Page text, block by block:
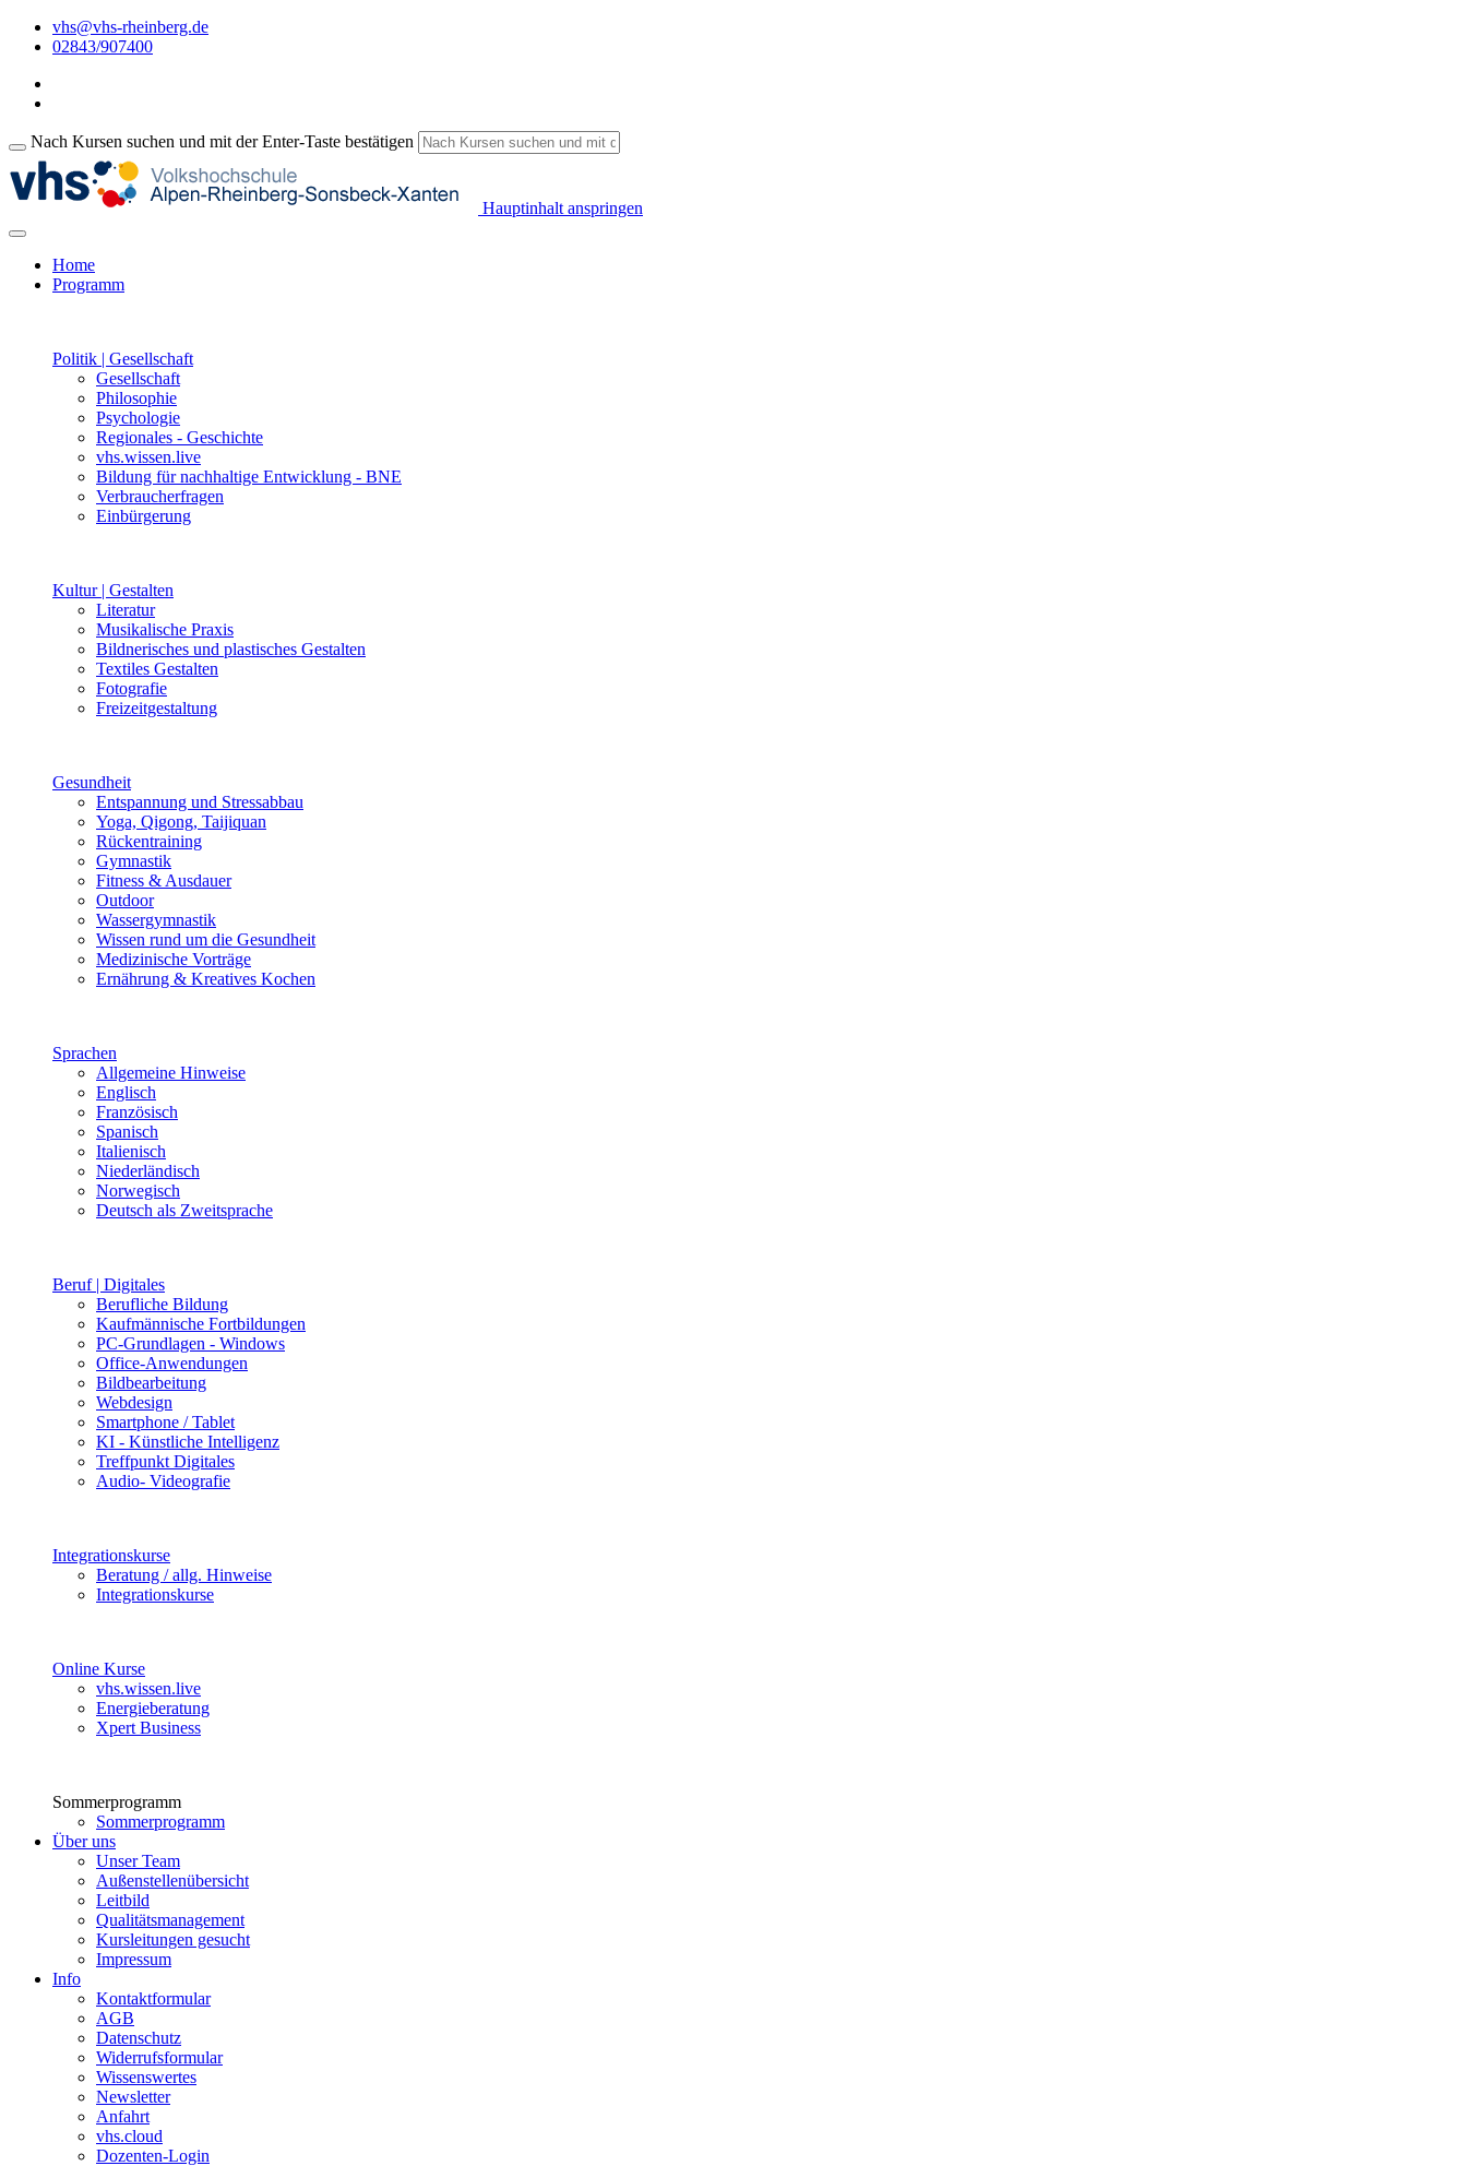
vhs@vhs-rheinberg.de
02843/907400
Nach Kursen suchen und mit der Enter-Taste bestätigen
Hauptinhalt anspringen
Home
Programm
Politik | Gesellschaft
Gesellschaft
Philosophie
Psychologie
Regionales - Geschichte
vhs.wissen.live
Bildung für nachhaltige Entwicklung - BNE
Verbraucherfragen
Einbürgerung
Kultur | Gestalten
Literatur
Musikalische Praxis
Bildnerisches und plastisches Gestalten
Textiles Gestalten
Fotografie
Freizeitgestaltung
Gesundheit
Entspannung und Stressabbau
Yoga, Qigong, Taijiquan
Rückentraining
Gymnastik
Fitness & Ausdauer
Outdoor
Wassergymnastik
Wissen rund um die Gesundheit
Medizinische Vorträge
Ernährung & Kreatives Kochen
Sprachen
Allgemeine Hinweise
Englisch
Französisch
Spanisch
Italienisch
Niederländisch
Norwegisch
Deutsch als Zweitsprache
Beruf | Digitales
Berufliche Bildung
Kaufmännische Fortbildungen
PC-Grundlagen - Windows
Office-Anwendungen
Bildbearbeitung
Webdesign
Smartphone / Tablet
KI - Künstliche Intelligenz
Treffpunkt Digitales
Audio- Videografie
Integrationskurse
Beratung / allg. Hinweise
Integrationskurse
Online Kurse
vhs.wissen.live
Energieberatung
Xpert Business
Sommerprogramm
Sommerprogramm
Über uns
Unser Team
Außenstellenübersicht
Leitbild
Qualitätsmanagement
Kursleitungen gesucht
Impressum
Info
Kontaktformular
AGB
Datenschutz
Widerrufsformular
Wissenswertes
Newsletter
Anfahrt
vhs.cloud
Dozenten-Login